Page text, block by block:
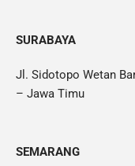
SURABAYA
Jl. Sidotopo Wetan
– Jawa Timu
SEMARANG